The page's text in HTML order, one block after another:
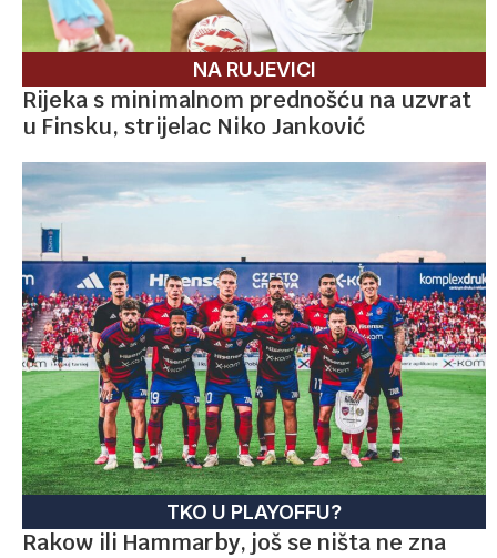
NA RUJEVICI
Rijeka s minimalnom prednošću na uzvrat
u Finsku, strijelac Niko Janković
TKO U PLAYOFFU?
Rakow ili Hammarby, još se ništa ne zna